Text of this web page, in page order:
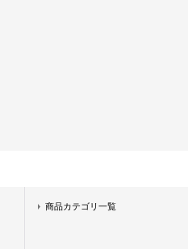
商品カテゴリ一覧